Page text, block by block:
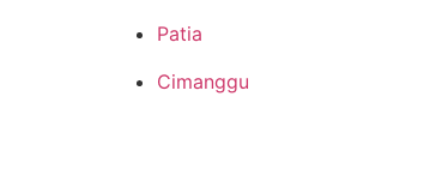
Patia
Cimanggu